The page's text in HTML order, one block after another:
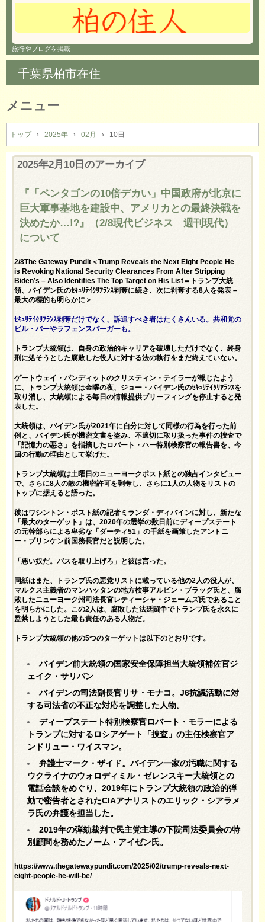
旅行やブログを掲載
千葉県柏市在住
メニュー
コ
ン
テ
ン
トップ › 2025年 › 02月 › 10日
2025年2月10日 のアーカイブ
『「ペンタゴンの10倍デカい」中国政府が北京に
巨大軍事基地を建設中、アメリカとの最終決戦を
決めたか…!?』（2/8現代ビジネス 週刊現代）
について
2/8The Gateway Pundit＜Trump Reveals the Next Eight People He
is Revoking National Security Clearances From After Stripping
Biden’s – Also Identifies The Top Target on His List＝トランプ大統
領、バイデン氏のｾｷｭﾘﾃｲｸﾘｱﾗﾝｽ剥奪に続き、次に剥奪する8人を発表 –
最大の標的も明らかに＞
ｾｷｭﾘﾃｲｸﾘｱﾗﾝｽ剥奪だけでなく、訴追すべき者はたくさんいる。共和党の
ビル・バーやラフェンスパーガーも。
トランプ大統領は、自身の政治的キャリアを破壊しただけでなく、終身
刑に処そうとした腐敗した役人に対する法の執行をまだ終えていない。
ゲートウェイ・パンディットのクリスティン・テイラーが報じたよう
に、トランプ大統領は金曜の夜、ジョー・バイデン氏のｾｷｭﾘﾃｲｸﾘｱﾗﾝｽを
取り消し、大統領による毎日の情報提供ブリーフィングを停止すると発
表した。
大統領は、バイデン氏が2021年に自分に対して同様の行為を行った前
例と、バイデン氏が機密文書を盗み、不適切に取り扱った事件の捜査で
「記憶力の悪さ」を指摘したロバート・ハー特別検察官の報告書を、今
回の行動の理由として挙げた。
トランプ大統領は土曜日のニューヨークポスト紙との独占インタビュー
で、さらに8人の敵の機密許可を剥奪し、さらに1人の人物をリストの
トップに据えると語った。
彼はワシントン・ポスト紙の記者ミランダ・ディバインに対し、新たな
「最大のターゲット」は、2020年の選挙の数日前にディープステート
の元幹部らによる卑劣な「ダーティ51」の手紙を画策したアントニ
ー・ブリンケン前国務長官だと説明した。
「悪い奴だ。パスを取り上げろ」と彼は言った。
同紙はまた、トランプ氏の悪党リストに載っている他の2人の役人が、
マルクス主義者のマンハッタンの地方検事アルビン・ブラッグ氏と、腐
敗したニューヨーク州司法長官レティーシャ・ジェームズ氏であること
を明らかにした。この2人は、腐敗した法廷闘争でトランプ氏を永久に
監禁しようとした最も責任のある人物だ。
トランプ大統領の他の5つのターゲットは以下のとおりです。
バイデン前大統領の国家安全保障担当大統領補佐官ジ
ェイク・サリバン
バイデンの司法副長官リサ・モナコ。J6抗議活動に対
する司法省の不正な対応を調整した人物。
ディープステート特別検察官ロバート・モラーによる
トランプに対するロシアゲート「捜査」の主任検察官ア
ンドリュー・ワイスマン。
弁護士マーク・ザイド。バイデン一家の汚職に関する
ウクライナのウォロディミル・ゼレンスキー大統領との
電話会談をめぐり、2019年にトランプ大統領の政治的弾
劾で密告者とされたCIAアナリストのエリック・シアラメ
ラ氏の弁護を担当した。
2019年の弾劾裁判で民主党主導の下院司法委員会の特
別顧問を務めたノーム・アイゼン氏。
https://www.thegatewaypundit.com/2025/02/trump-reveals-next-
eight-people-he-will-be/